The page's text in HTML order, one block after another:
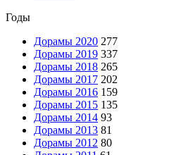
Годы
Дорамы 2020 277
Дорамы 2019 337
Дорамы 2018 265
Дорамы 2017 202
Дорамы 2016 159
Дорамы 2015 135
Дорамы 2014 93
Дорамы 2013 81
Дорамы 2012 80